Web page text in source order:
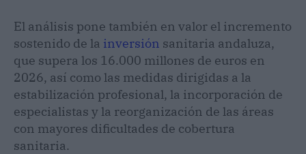
El análisis pone también en valor el incremento
sostenido de la inversión sanitaria andaluza,
que supera los 16.000 millones de euros en
2026, así como las medidas dirigidas a la
estabilización profesional, la incorporación de
especialistas y la reorganización de las áreas
con mayores dificultades de cobertura
sanitaria.